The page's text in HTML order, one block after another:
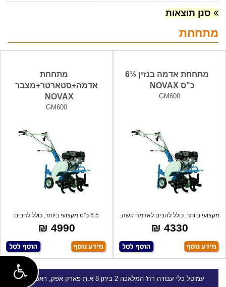
סנן תוצאות
מתחחת
מתחחת אדמה בנזין ½6
כ"ס NOVAX
GM600
מקצועי ביותר, כולל להבים לאדמה קשה,
מנוע
4330 ₪
מתחחת
אדמה+סטארטר+מצבר
NOVAX
GM600
6.5 כ"ס מקצועי ביותר, כולל להבים
לאדמה ק
4990 ₪
עמיטל כלי עבודה רח' המלאכה 2 ביתן 8 א.ת פארק אפק, ראש העין